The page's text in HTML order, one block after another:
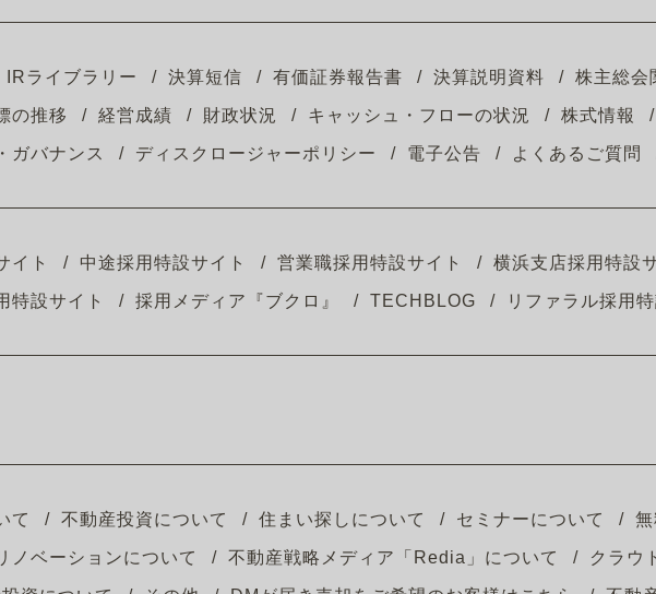
IRライブラリー 決算短信 有価証券報告書 決算説明資料 株主総会
の推移 経営成績 財政状況 キャッシュ・フローの状況 株式情報
ガバナンス ディスクロージャーポリシー 電子公告 よくあるご質問
イト 中途採用特設サイト 営業職採用特設サイト 横浜支店採用特設
特設サイト 採用メディア『ブクロ』 TECHBLOG リファラル採用
て 不動産投資について 住まい探しについて セミナーについて
ノベーションについて 不動産戦略メディア「Redia」について クラウ